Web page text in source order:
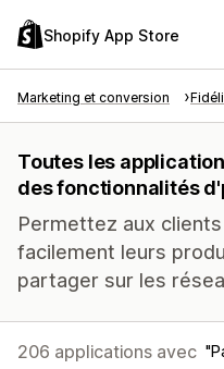
Shopify App Store
Marketing et conversion
Toutes les
des fonctionnalités
Permettez aux
facilement leurs
partager sur les
206 applications avec